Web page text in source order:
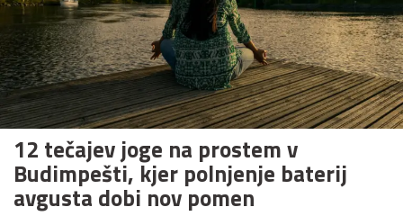
12 tečajev joge na prostem v
Budimpešti, kjer polnjenje baterij
avgusta dobi nov pomen